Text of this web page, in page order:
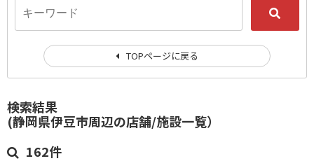
検索結果
(静岡県伊豆市周辺の店舗/施設一覧）
162件
TOPページに戻る